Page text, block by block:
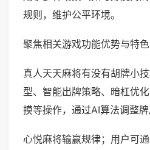
规则，维护公平环境。
聚焦相关游戏功能优势与特色
真人天天麻将有没有胡牌小
型、智能出牌策略、暗杠优
摸等操作，通过AI算法调整牌
心悦麻将输赢规律；用户可